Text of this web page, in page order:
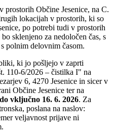
Občine Jesenice, na C.
lokacijah v prostorih, ki so
po potrebi tudi v prostorih
sklenjeno za nedoločen čas, s
polnim delovnim časom.
ki jo pošljejo v zaprti
110-6/2026 – čistilka I" na
6, 4270 Jesenice in sicer v
Občine Jesenice ter na
do vključno 16. 6. 2026. Za
poslana na naslov:
veljavnost prijave ni